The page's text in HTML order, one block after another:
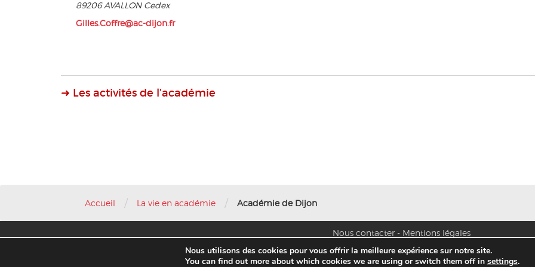
89206 AVALLON Cedex
Gilles.Coffre@ac-dijon.fr
➜ Les activités de l’académie
Accueil / La vie en académie / Académie de Dijon
Nous contacter- Mentions légales
Nous utilisons des cookies pour vous offrir la meilleure expérience sur notre site.
You can find out more about which cookies we are using or switch them off in settings.